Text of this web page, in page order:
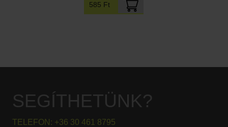
585 Ft
SEGÍTHETÜNK?
TELEFON: +36 30 461 8795